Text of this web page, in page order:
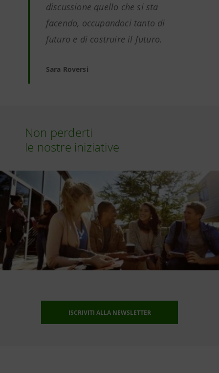
discussione quello che si sta
facendo, occupandoci tanto di
futuro e di costruire il futuro.
Sara Roversi
Non perderti
le nostre iniziative
ISCRIVITI ALLA NEWSLETTER